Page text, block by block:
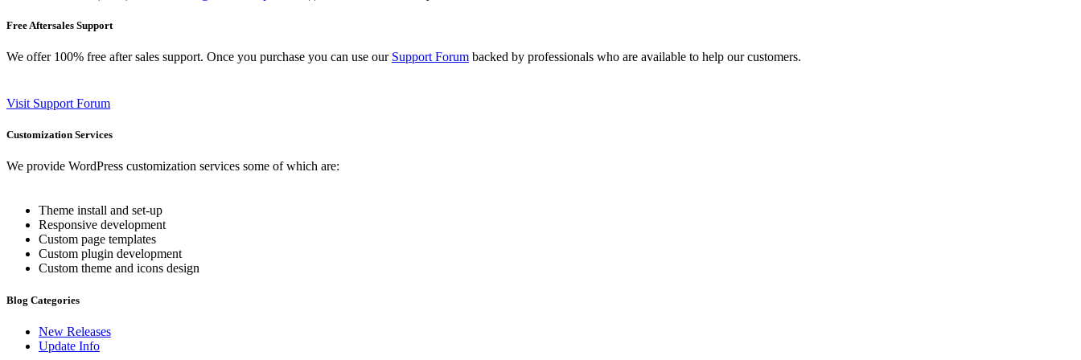
Free Aftersales Support
We offer 100% free after sales support. Once you purchase you can use our Support Forum backed by professionals who are available to help our customers.
Visit Support Forum
Customization Services
We provide WordPress customization services some of which are:
Theme install and set-up
Responsive development
Custom page templates
Custom plugin development
Custom theme and icons design
Blog Categories
New Releases
Update Info